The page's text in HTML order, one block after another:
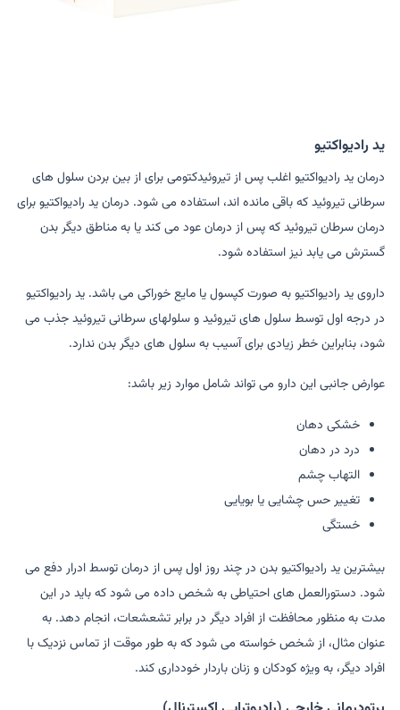
ید رادیواکتیو
درمان ید رادیواکتیو اغلب پس از تیروئیدکتومی برای از بین بردن سلول های
سرطانی تیروئید که باقی مانده اند، استفاده می شود. درمان ید رادیواکتیو برای
درمان سرطان تیروئید که پس از درمان عود می کند یا به مناطق دیگر بدن
گسترش می یابد نیز استفاده شود.
داروی ید رادیواکتیو به صورت کپسول یا مایع خوراکی می باشد. ید رادیواکتیو
در درجه اول توسط سلول های تیروئید و سلولهای سرطانی تیروئید جذب می
شود، بنابراین خطر زیادی برای آسیب به سلول های دیگر بدن ندارد.
عوارض جانبی این دارو می تواند شامل موارد زیر باشد:
خشکی دهان
درد در دهان
التهاب چشم
تغییر حس چشایی یا بویایی
خستگی
بیشترین ید رادیواکتیو بدن در چند روز اول پس از درمان توسط ادرار دفع می
شود. دستورالعمل های احتیاطی به شخص داده می شود که باید در این
مدت به منظور محافظت از افراد دیگر در برابر تشعشعات، انجام دهد. به
عنوان مثال، از شخص خواسته می شود که به طور موقت از تماس نزدیک با
افراد دیگر، به ویژه کودکان و زنان باردار خودداری کند.